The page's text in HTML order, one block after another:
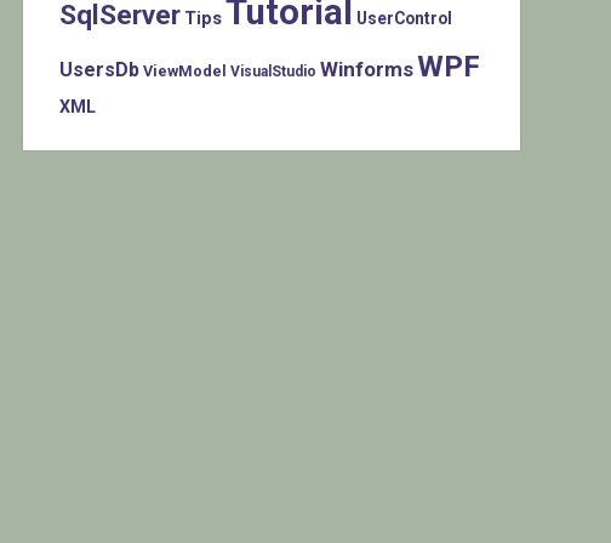
SqlServer TipsTutorial UserControl
UsersDb ViewModel VisualStudio WinformsWPF
XML